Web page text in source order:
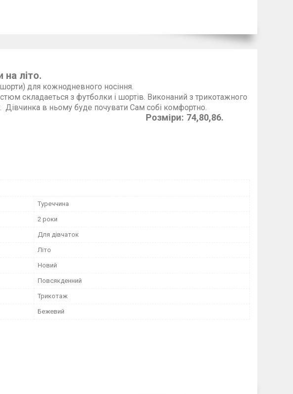
на літо.
і шорти) для кожнодневного носіння.
і шортів. Виконаний з трикотажного
в ньому буде почувати Сам собі комфортно.
Розміри: 74,80,86.
Туреччина
2 роки
Для дівчаток
Літо
Новий
Повсякденний
Трикотаж
Бежевий